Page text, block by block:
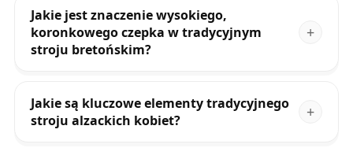
Jakie jest znaczenie wysokiego,
koronkowego czepka w tradycyjnym
stroju bretońskim?
Jakie są kluczowe elementy tradycyjnego
stroju alzackich kobiet?